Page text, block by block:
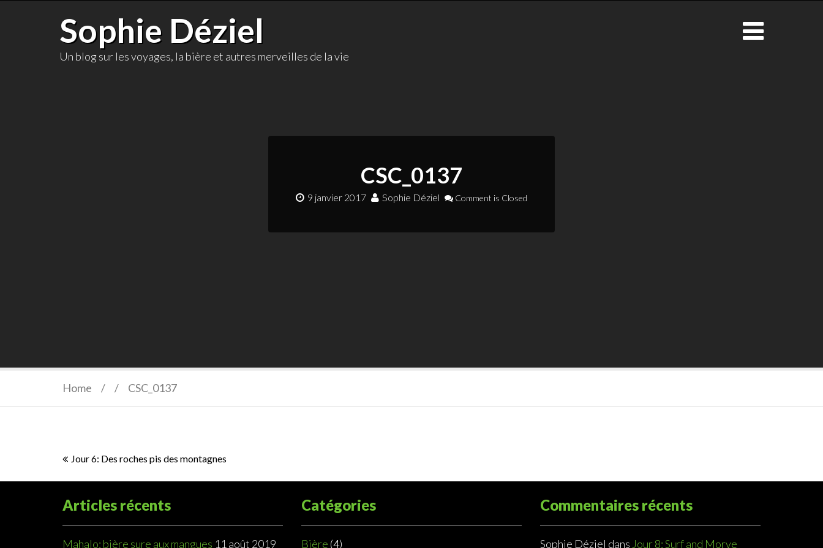
Sophie Déziel
Un blog sur les voyages, la bière et autres merveilles de la vie
CSC_0137
9 janvier 2017 Sophie Déziel Comment is Closed
Home / / CSC_0137
Navigation
de
l’article
Jour 6: Des roches pis des montagnes
Articles récents
Mahalo: bière sure aux mangues 11 août 2019
Catégories
Bière (4)
Commentaires récents
Sophie Déziel dans Jour 8: Surf and Morve